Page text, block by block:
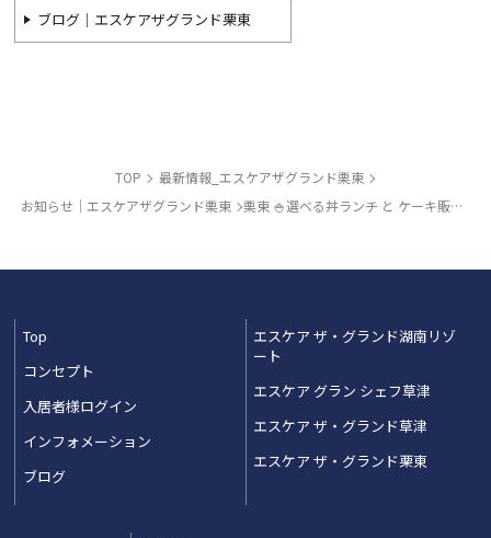
ブログ｜エスケアザグランド栗東
TOP
最新情報_エスケアザグランド栗東
お知らせ｜エスケアザグランド栗東
栗東 🍚選べる丼ランチ と ケーキ販売🍰 -①
Top
コンセプト
入居者様ログイン
インフォメーション
ブログ
エスケア ザ・グランド湖南リゾ
ート
エスケア グラン シェフ草津
エスケア ザ・グランド草津
エスケア ザ・グランド栗東